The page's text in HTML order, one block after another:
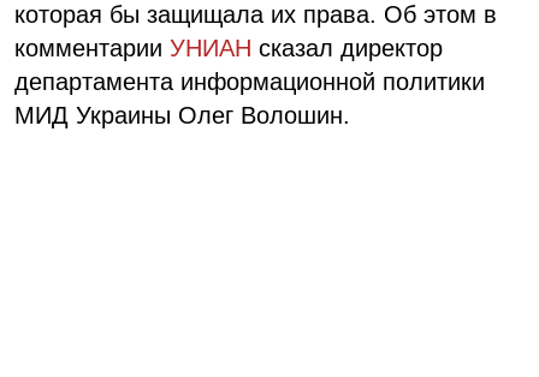
которая бы защищала их права. Об этом в
комментарии УНИАН сказал директор
департамента информационной политики
МИД Украины Олег Волошин.